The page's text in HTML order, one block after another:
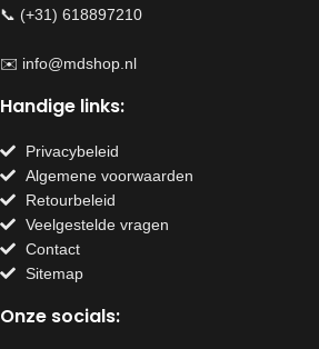
📞 (+31) 618897210
✉️ info@mdshop.nl
Handige links:
Privacybeleid
Algemene voorwaarden
Retourbeleid
Veelgestelde vragen
Contact
Sitemap
Onze socials: